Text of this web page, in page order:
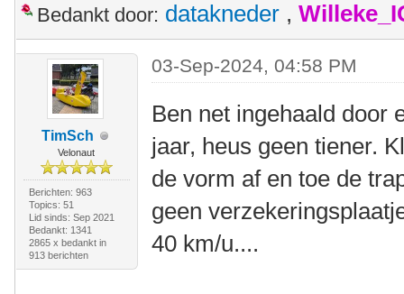
Bedankt door: datakneder ,
TimSch
Velonaut
Berichten: 963
Topics: 51
Lid sinds: Sep 2021
Bedankt: 1341
2865 x bedankt in
913 berichten
03-Sep-2024, 04:58 PM
Ben net ingehaald door
jaar, heus geen tiener.
de vorm af en toe de
geen
40 km/u....